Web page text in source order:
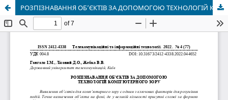
РОЗПІЗНАВАННЯ ОБ’ЄКТІВ ЗА ДОПОМОГОЮ ТЕХНОЛОГІЙ КОМП’ЮТЕРНОГО ЗОРУ